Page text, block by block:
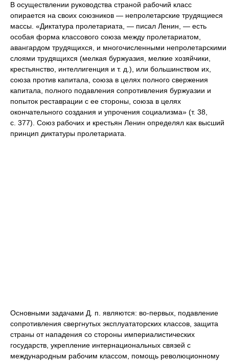
В осуществлении руководства страной рабочий класс
опирается на своих союзников — непролетарские трудящиеся
массы. «Диктатура пролетариата, — писал Ленин, — есть
особая форма классового союза между пролетариатом,
авангардом трудящихся, и многочисленными непролетарскими
слоями трудящихся (мелкая буржуазия, мелкие хозяйчики,
крестьянство, интеллигенция и т. д.), или большинством их,
союза против капитала, союза в целях полного свержения
капитала, полного подавления сопротивления буржуазии и
попыток реставрации с ее стороны, союза в целях
окончательного создания и упрочения социализма» (т. 38,
с. 377). Союз рабочих и крестьян Ленин определял как высший
принцип диктатуры пролетариата.
Основными задачами Д. п. являются: во-первых, подавление
сопротивления свергнутых эксплуататорских классов, защита
страны от нападения со стороны империалистических
государств, укрепление интернациональных связей с
международным рабочим классом, помощь революционному